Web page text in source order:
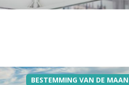
BESTEMMING VAN DE